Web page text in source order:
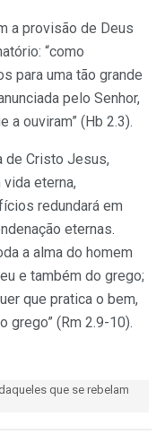
a provisão de Deus
“como
para uma tão grande
pelo Senhor,
ouviram” (Hb 2.3).
de Cristo Jesus,
eterna,
redundará em
eternas.
a alma do homem
e também do grego;
que pratica o bem,
grego” (Rm 2.9-10).
que se rebelam